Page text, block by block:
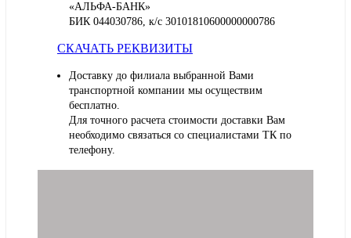
«АЛЬФА-БАНК»
БИК 044030786, к/с 30101810600000000786
СКАЧАТЬ РЕКВИЗИТЫ
Доставку до филиала выбранной Вами
транспортной компании мы осуществим
бесплатно.
Для точного расчета стоимости доставки Вам
необходимо связаться со специалистами ТК по
телефону.